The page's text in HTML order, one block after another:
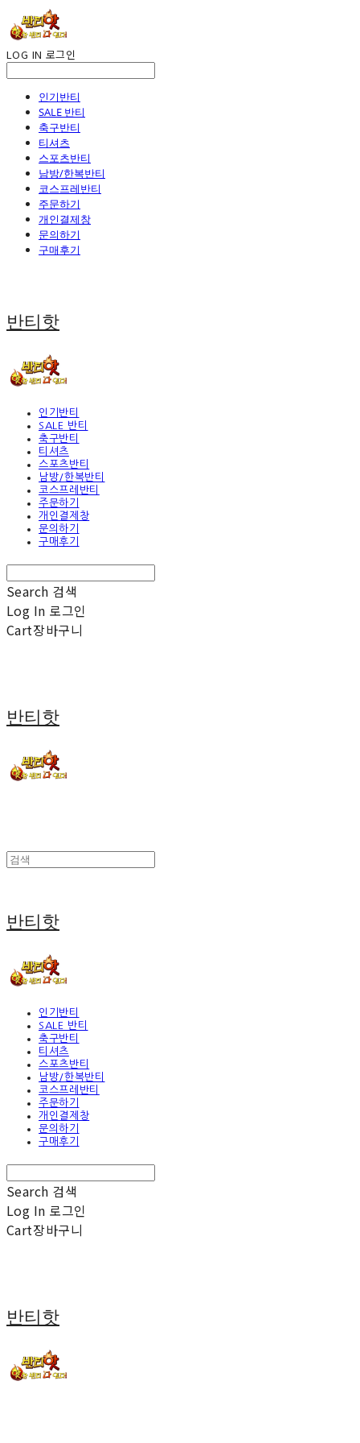
LOG IN 로그인
인기반티
SALE 반티
축구반티
티셔츠
스포츠반티
남방/한복반티
코스프레반티
주문하기
개인결제창
문의하기
구매후기
반티핫
인기반티
SALE 반티
축구반티
티셔츠
스포츠반티
남방/한복반티
코스프레반티
주문하기
개인결제창
문의하기
구매후기
Search 검색
Log In 로그인
Cart장바구니
반티핫
반티핫
인기반티
SALE 반티
축구반티
티셔츠
스포츠반티
남방/한복반티
코스프레반티
주문하기
개인결제창
문의하기
구매후기
Search 검색
Log In 로그인
Cart장바구니
반티핫